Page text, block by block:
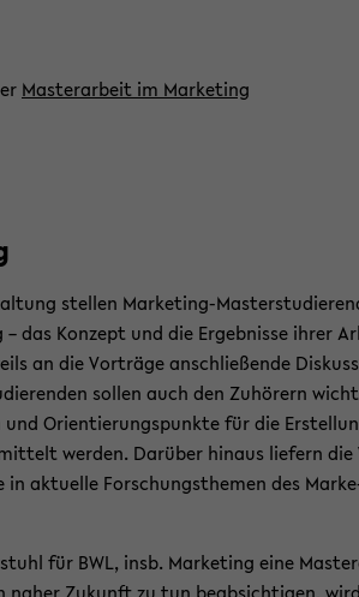
Mas­ter­ar­beit im Mar­ke­ting
stel­len Marketing-​
das Kon­zept und die Er­geb­nis­se ihrer
an die Vor­trä­ge an­schlie­ßen­de
sol­len auch den Zu­hö­rern
und Ori­en­tie­rungs­punk­te für die
wer­den. Dar­über hin­aus lie­fern
in ak­tu­el­le For­schungs­the­men des
für BWL, insb. Mar­ke­ting eine